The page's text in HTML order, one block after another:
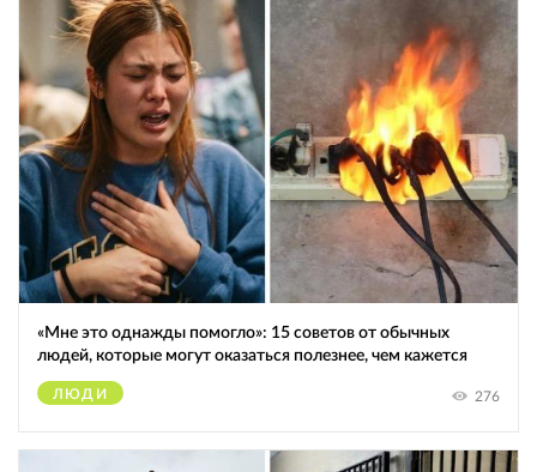
«Мне это однажды помогло»: 15 советов от обычных
людей, которые могут оказаться полезнее, чем кажется
ЛЮДИ 276